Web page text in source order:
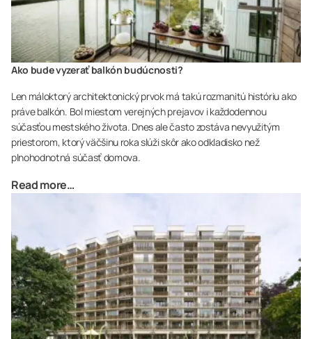
Ako bude vyzerať balkón budúcnosti?
Len máloktorý architektonický prvok má takú rozmanitú históriu ako
práve balkón. Bol miestom verejných prejavov i každodennou
súčasťou mestského života. Dnes ale často zostáva nevyužitým
priestorom, ktorý väčšinu roka slúži skôr ako odkladisko než
plnohodnotná súčasť domova.
Read more…